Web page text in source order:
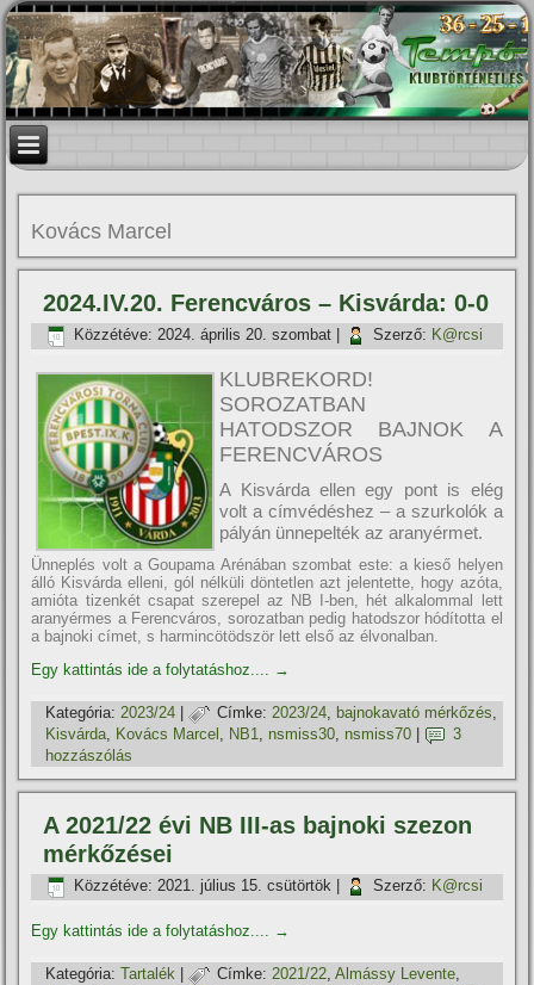
Kovács Marcel
2024.IV.20. Ferencváros – Kisvárda: 0-0
Közzétéve: 2024. április 20. szombat Szerző: K@rcsi
KLUBREKORD!
SOROZATBAN
HATODSZOR BAJNOK A
FERENCVÁROS
A Kisvárda ellen egy pont is elég
volt a címvédéshez – a szurkolók a
pályán ünnepelték az aranyérmet.
Ünneplés volt a Goupama Arénában szombat este: a kieső helyen
álló Kisvárda elleni, gól nélküli döntetlen azt jelentette, hogy azóta,
amióta tizenkét csapat szerepel az NB I-ben, hét alkalommal lett
aranyérmes a Ferencváros, sorozatban pedig hatodszor hódította el
a bajnoki címet, s harmincötödször lett első az élvonalban.
Egy kattintás ide a folytatáshoz.... →
Kategória: 2023/24 | Címke: 2023/24, bajnokavató mérkőzés,
Kisvárda, Kovács Marcel , NB1, nsmiss30, nsmiss70
3
hozzászólás
A 2021/22 évi NB III-as bajnoki szezon
mérkőzései
Közzétéve: 2021. július 15. csütörtök Szerző: K@rcsi
Egy kattintás ide a folytatáshoz.... →
Kategória: Tartalék | Címke: 2021/22,Almássy Levente,